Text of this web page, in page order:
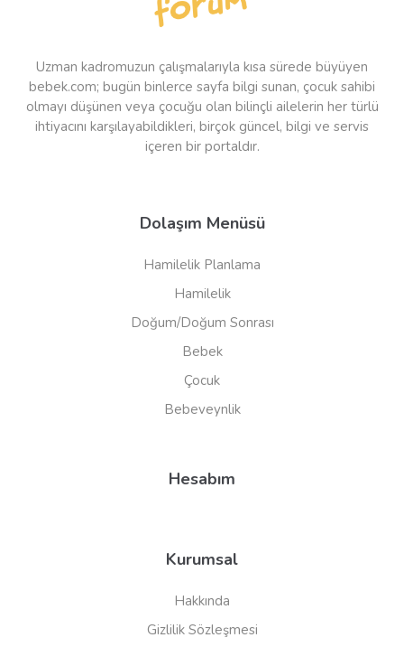
Uzman kadromuzun çalışmalarıyla kısa sürede büyüyen
bebek.com; bugün binlerce sayfa bilgi sunan, çocuk sahibi
olmayı düşünen veya çocuğu olan bilinçli ailelerin her türlü
ihtiyacını karşılayabildikleri, birçok güncel, bilgi ve servis
içeren bir portaldır.
Dolaşım Menüsü
Hamilelik Planlama
Hamilelik
Doğum/Doğum Sonrası
Bebek
Çocuk
Bebeveynlik
Hesabım
Kurumsal
Hakkında
Gizlilik Sözleşmesi